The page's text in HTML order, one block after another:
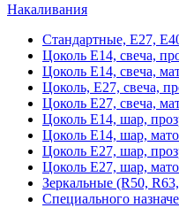
Накаливания
Стандартные, Е27,
Цоколь Е14, свеча,
Цоколь Е14, свеча,
Цоколь, Е27, свеча,
Цоколь Е27, свеча,
Цоколь Е14, шар,
Цоколь Е14, шар,
Цоколь Е27, шар,
Цоколь Е27, шар,
Зеркальные (R50,
Специального